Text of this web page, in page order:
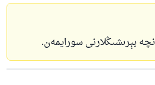
بېرىشىڭلارنى سورايمەن.